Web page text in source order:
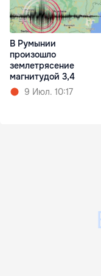
В Румынии
произошло
землетрясение
магнитудой 3,4
9 Июл. 10:17